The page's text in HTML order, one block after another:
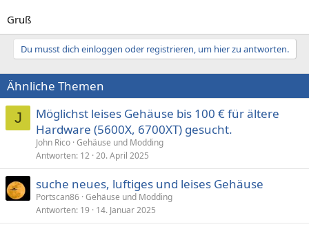
Gruß
Du musst dich einloggen oder registrieren, um hier zu antworten.
Ähnliche Themen
J
Möglichst leises Gehäuse bis 100 € für ältere
Hardware (5600X, 6700XT) gesucht.
John Rico Gehäuse und Modding
Antworten 12 20. April 2025
suche neues, luftiges und leises Gehäuse
Portscan86 Gehäuse und Modding
Antworten 19 14. Januar 2025